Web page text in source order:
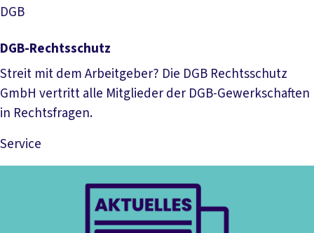
DGB
DGB-Rechtsschutz
Streit mit dem Arbeitgeber? Die DGB Rechtsschutz
GmbH vertritt alle Mitglieder der DGB-Gewerkschaften
in Rechtsfragen.
Service